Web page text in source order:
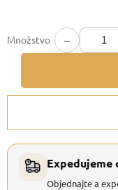
Množstvo −
Expedujeme
Objednajte a